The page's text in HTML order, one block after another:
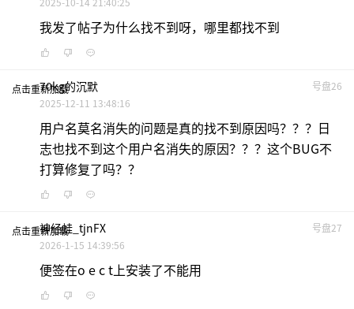
我发了帖子为什么找不到呀，哪里都找不到
点击重新加载 号盘26
70kg的沉默
2025-12-11 13:48:16
用户名莫名消失的问题是真的找不到原因吗？？？日
志也找不到这个用户名消失的原因？？？这个BUG不
打算修复了吗？？
点击重新加载 号盘27
神经蛙_tjnFX
2026-1-15 14:39:56
便签在o e c t上安装了不能用